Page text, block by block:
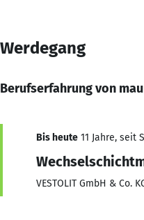
Werdegang
Berufserfahrung von
Bis heute 11 Jahre, seit
VESTOLIT GmbH & Co.